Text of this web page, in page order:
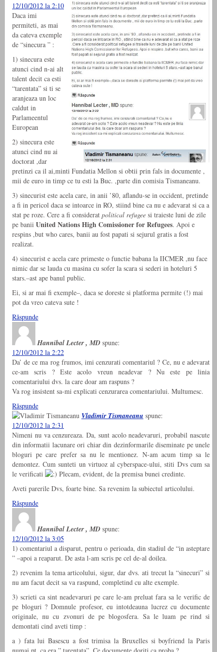
12/10/2012 la 2:10
Daca imi
permiteti, as mai
da cateva exemple
de “sinecura ” :
1) sinecura este
atunci cind n-ai alt
talent decit ca esti
“tarentata” si ti se
aranjeaza un loc
caldut in
Parlameentul
European
2) sinecura este
atunci cind nu ai
doctorat ,dar
pretinzi ca il ai,minti Fundatia Mellon si obtii prin fals in documente ,
mii de euro in timp ce tu esti la Buc. ,parte din comisia Tismaneanu.
3) sinecurist este acela care, in anii ’80, aflandu-se in occident, pretinde
a fi in pericol daca se intoarce in RO, stiind bine ca nu e adevarat si ca a
stat pe roze. Cere a fi considerat political refugee si traieste luni de zile
pe banii United Nations High Comissioner for Refugees. Apoi e
respins ,but who cares, banii au fost papati si sejurul gratis a fost
realizat.
4) sinecurist e acela care primeste o functie babana la IICMER ,nu face
nimic dar se lauda cu masina cu sofer la scara si sederi in hoteluri 5
stars.–ast ape banul public.
Ei, si ar mai fi exemple–, daca se doreste si platforma permite (!) mai
pot da vreo cateva sute !
Răspunde
Hannibal Lecter , MD spune:
12/10/2012 la 2:22
Da’ de ce ma rog frumos, imi cenzurati comentariul ? Ce, nu e adevarat
ce-am scris ? Este acolo vreun neadevar ? Nu este pe linia
comentariului dvs. la care doar am raspuns ?
Va rog insistent sa-mi explicati cenzurarea comentariului. Multumesc.
Răspunde
Vladimir Tismaneanu spune:
12/10/2012 la 2:31
Nimeni nu va cenzureaza. Da, sunt acolo neadevaruri, probabil nascute
din informatii lacunare ori chiar din dezinformarile diseminate pe unele
bloguri pe care prefer sa nu le mentionez. N-am acum timp sa le
demontez. Cum sunteti un virtuoz al cyberspace-ului, stiti Dvs cum sa
le verificati
Plecam, evident, de la premisa bunei credinte.
Aveti parerile Dvs, foarte bine. Sa revenim la subiectul articolului.
Răspunde
Hannibal Lecter , MD spune:
12/10/2012 la 3:05
1) comentariul a disparut, pentru o perioada, din stadiul de “in asteptare
” –apoi a reaparut. De asta l-am scris pe cel de-al doilea.
2) revenim la tema articolului, sigur, dar dvs. ati trecut la “sinecuri” si
nu am facut decit sa va raspund, completind cu alte exemple.
3) scrieti ca sint neadevaruri pe care le-am preluat fara sa le verific de
pe bloguri ? Domnule profesor, eu intotdeauna lucrez cu documente
originale, nu cu zvonuri de pe blogosfera. Sa le luam pe rind si
demontati cind aveti timp :
a ) fata lui Basescu a fost trimisa la Bruxelles si boyfriend la Paris